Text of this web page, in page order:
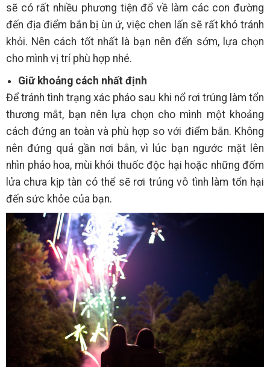
sẽ có rất nhiều phương tiện đổ về làm các con đường
đến địa điểm bắn bị ùn ứ, việc chen lấn sẽ rất khó tránh
khỏi. Nên cách tốt nhất là bạn nên đến sớm, lựa chọn
cho mình vị trí phù hợp nhé.
Giữ khoảng cách nhất định
Để tránh tình trạng xác pháo sau khi nổ rơi trúng làm tổn
thương mắt, bạn nên lựa chọn cho mình một khoảng
cách đứng an toàn và phù hợp so với điểm bắn. Không
nên đứng quá gần nơi bắn, vì lúc bạn ngước mặt lên
nhìn pháo hoa, mùi khói thuốc độc hại hoặc những đốm
lửa chưa kịp tàn có thể sẽ rơi trúng vô tình làm tổn hại
đến sức khỏe của bạn.